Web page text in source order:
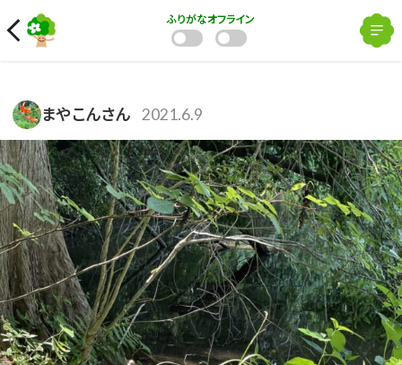
ふりがなオフライン
まやこんさん 2021.6.9